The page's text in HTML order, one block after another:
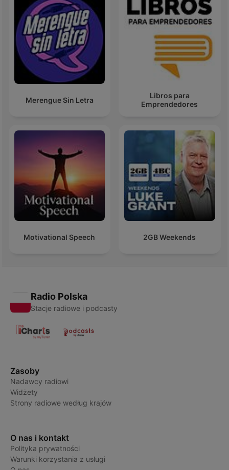
Merengue Sin Letra
Libros para
Emprendedores
Motivational Speech 2GB Weekends
Radio Polska
Stacje radiowe i podcasty
Zasoby
Nadawcy radiowi
Widżety
Strony radiowe według krajów
O nas i kontakt
Polityka prywatności
Warunki korzystania z usługi